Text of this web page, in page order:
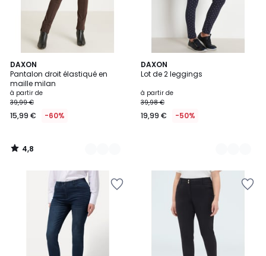
DAXON
Pantalon droit élastiqué en
maille milan
à partir de
39,99 €
15,99 € -60%
4,8
/ 5
3
Couleurs
4,8
/
DAXON
Lot de 2 leggings
à partir de
39,98 €
19,99 € -50%
2
Couleurs